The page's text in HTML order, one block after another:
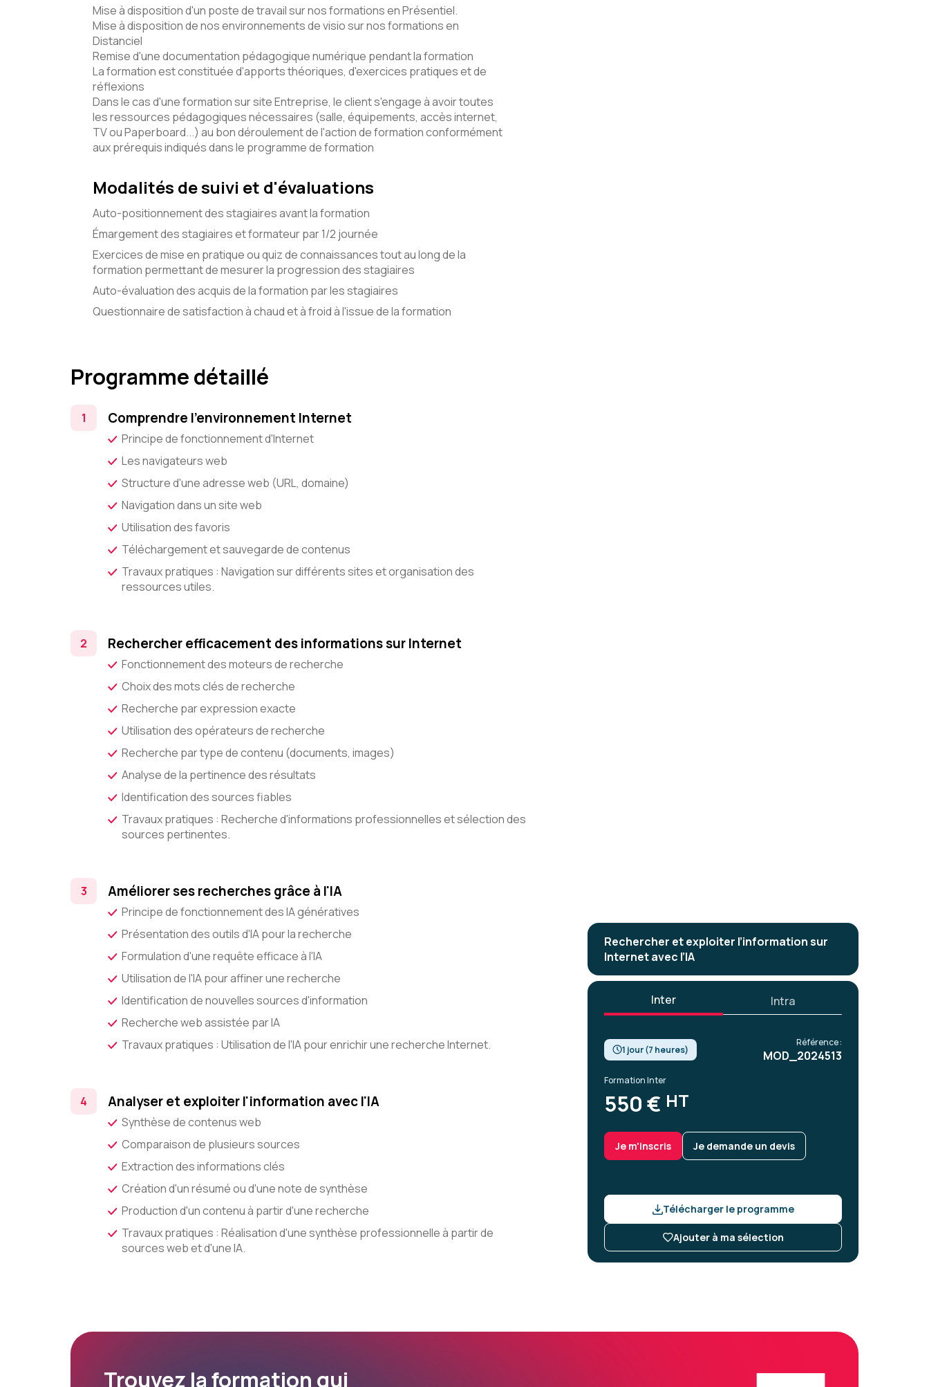
Rechercher et exploiter l’information sur
Internet avec l’IA
Inter Intra
1 jour (7 heures)
Référence :
MOD_2024513
Formation Inter
550 € HT
Je m'inscris Je demande un devis
Télécharger le programme
Ajouter à ma sélection
Mise à disposition d'un poste de travail sur nos formations en Présentiel.
Mise à disposition de nos environnements de visio sur nos formations en
Distanciel
Remise d'une documentation pédagogique numérique pendant la formation
La formation est constituée d'apports théoriques, d'exercices pratiques et de
réflexions
Dans le cas d'une formation sur site Entreprise, le client s'engage à avoir toutes
les ressources pédagogiques nécessaires (salle, équipements, accès internet,
TV ou Paperboard...) au bon déroulement de l'action de formation conformément
aux prérequis indiqués dans le programme de formation
Modalités de suivi et d'évaluations
Auto-positionnement des stagiaires avant la formation
Émargement des stagiaires et formateur par 1/2 journée
Exercices de mise en pratique ou quiz de connaissances tout au long de la
formation permettant de mesurer la progression des stagiaires
Auto-évaluation des acquis de la formation par les stagiaires
Questionnaire de satisfaction à chaud et à froid à l'issue de la formation
Programme détaillé
Comprendre l'environnement Internet
Principe de fonctionnement d'Internet
Les navigateurs web
Structure d'une adresse web (URL, domaine)
Navigation dans un site web
Utilisation des favoris
Téléchargement et sauvegarde de contenus
Travaux pratiques : Navigation sur différents sites et organisation des
ressources utiles.
Rechercher efficacement des informations sur Internet
Fonctionnement des moteurs de recherche
Choix des mots clés de recherche
Recherche par expression exacte
Utilisation des opérateurs de recherche
Recherche par type de contenu (documents, images)
Analyse de la pertinence des résultats
Identification des sources fiables
Travaux pratiques : Recherche d'informations professionnelles et sélection des
sources pertinentes.
Améliorer ses recherches grâce à l'IA
Principe de fonctionnement des IA génératives
Présentation des outils d'IA pour la recherche
Formulation d'une requête efficace à l'IA
Utilisation de l'IA pour affiner une recherche
Identification de nouvelles sources d'information
Recherche web assistée par IA
Travaux pratiques : Utilisation de l'IA pour enrichir une recherche Internet.
Analyser et exploiter l'information avec l'IA
Synthèse de contenus web
Comparaison de plusieurs sources
Extraction des informations clés
Création d'un résumé ou d'une note de synthèse
Production d'un contenu à partir d'une recherche
Travaux pratiques : Réalisation d'une synthèse professionnelle à partir de
sources web et d'une IA.
Trouvez la formation qui